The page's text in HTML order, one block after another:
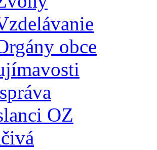
obce
OZ